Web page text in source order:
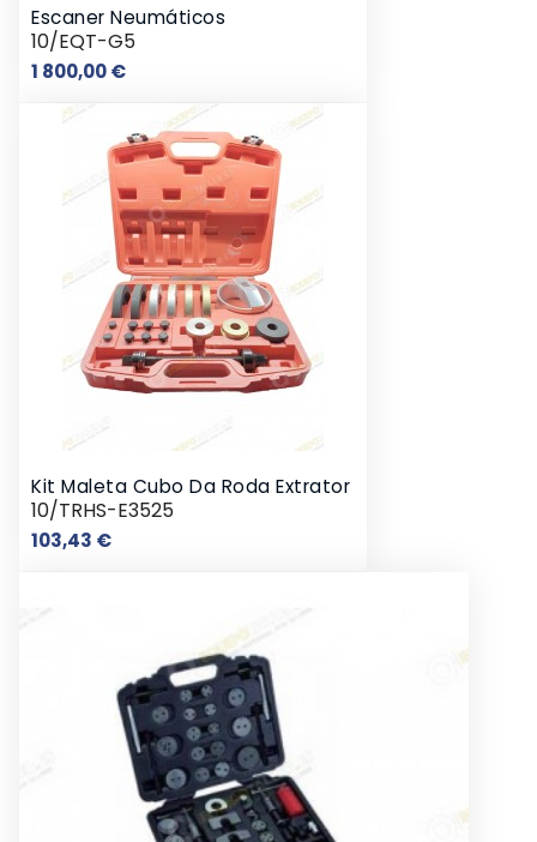
Escaner Neumáticos
10/EQT-G5
1 800,00 €Preço
Kit Maleta Cubo Da Roda Extrator
10/TRHS-E3525
103,43 €Preço